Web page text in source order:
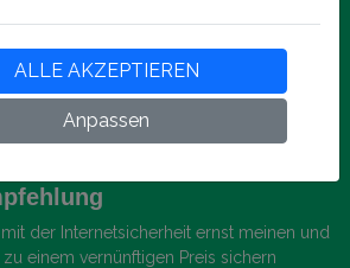
der Internetsicherheit ernst meinen und
einem vernünftigen Preis sichern
ALLE AKZEPTIEREN
Anpassen